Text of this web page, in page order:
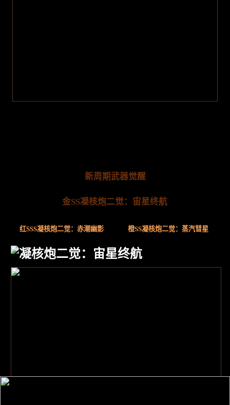
新周期武器觉醒
金SS凝核炮二觉：宙星终航
红SSS凝核炮二觉：赤潮幽影 橙SS凝核炮二觉：蒸汽彗星
凝核炮二觉：宙星终航